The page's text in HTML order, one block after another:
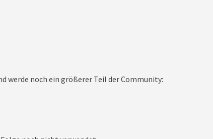
werde noch ein größerer Teil der Community: